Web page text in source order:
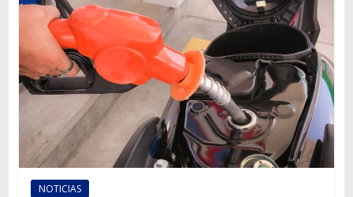
información
mundo
del
transporte
NOTICIAS